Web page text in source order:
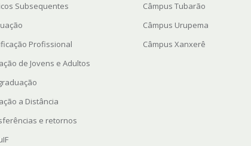
Subsequentes
Profissional
de Jovens e Adultos
a Distância
e retornos
Câmpus Tubarão
Câmpus Urupema
Câmpus Xanxerê